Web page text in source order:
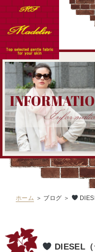
ホーム ＞ ブログ ＞
DIESEL